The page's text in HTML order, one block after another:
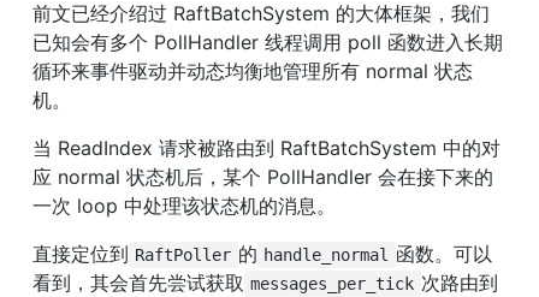
前文已经介绍过 RaftBatchSystem 的大体框架，我们
已知会有多个 PollHandler 线程调用 poll 函数进入长期
循环来事件驱动并动态均衡地管理所有 normal 状态
机。
当 ReadIndex 请求被路由到 RaftBatchSystem 中的对
应 normal 状态机后，某个 PollHandler 会在接下来的
一次 loop 中处理该状态机的消息。
直接定位到 RaftPoller 的 handle_normal
函数。可以
看到，其会首先尝试获取 messages_per_tick 次路由到